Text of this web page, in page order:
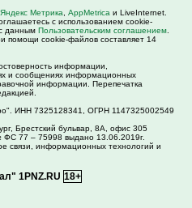
Яндекс Метрика AppMetrica и LiveInternet.
с использованием cookie-
данным Пользовательским соглашением
помощи cookie-файлов составляет 14
информации,
и сообщениях информационных
информации. Перепечатка
ИНН 7325128341, ОГРН 1147325002549
Брестский бульвар, 8А, офис 305
77 – 75998 выдано 13.06.2019г.
связи, информационных технологий и
1PNZ.RU 18+